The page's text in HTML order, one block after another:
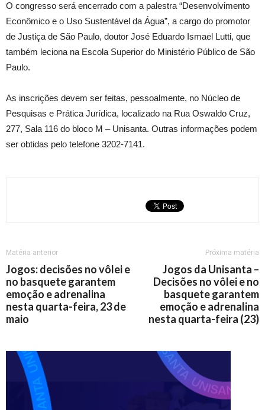
O congresso será encerrado com a palestra “Desenvolvimento
Econômico e o Uso Sustentável da Água”, a cargo do promotor
de Justiça de São Paulo, doutor José Eduardo Ismael Lutti, que
também leciona na Escola Superior do Ministério Público de São
Paulo.
As inscrições devem ser feitas, pessoalmente, no Núcleo de
Pesquisas e Prática Jurídica, localizado na Rua Oswaldo Cruz,
277, Sala 116 do bloco M – Unisanta. Outras informações podem
ser obtidas pelo telefone 3202-7141.
Matéria anterior
Jogos: decisões no vôlei e
no basquete garantem
emoção e adrenalina
nesta quarta-feira, 23 de
maio
Próxima matéria
Jogos da Unisanta –
Decisões no vôlei e no
basquete garantem
emoção e adrenalina
nesta quarta-feira (23)